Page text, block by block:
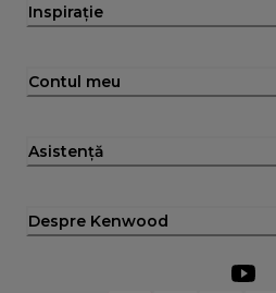
Inspirație
Contul meu
Asistență
Despre Kenwood